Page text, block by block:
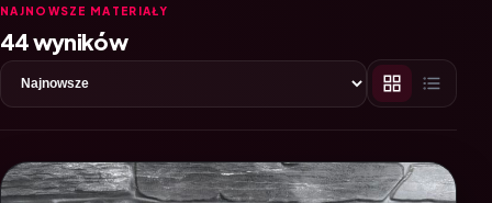
NAJNOWSZE MATERIAŁY
44 wyników